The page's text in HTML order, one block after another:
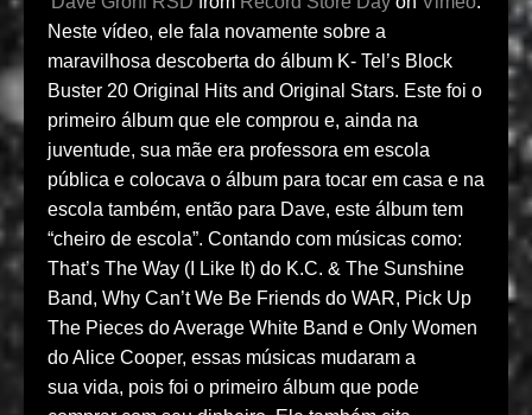
Neste vídeo, ele fala novamente sobre a
maravilhosa descoberta do álbum K- Tel’s Block
Buster 20 Original Hits and Original Stars. Este foi o
primeiro álbum que ele comprou e, ainda na
juventude, sua mãe era professora em escola
pública e colocava o álbum para tocar em casa e na
escola também, então para Dave, este álbum tem
“cheiro de escola”. Contando com músicas como:
That’s The Way (I Like It) do K.C. & The Sunshine
Band, Why Can’t We Be Friends do WAR, Pick Up
The Pieces do Average White Band e Only Women
do Alice Cooper, essas músicas mudaram a
sua vida, pois foi o primeiro álbum que pode